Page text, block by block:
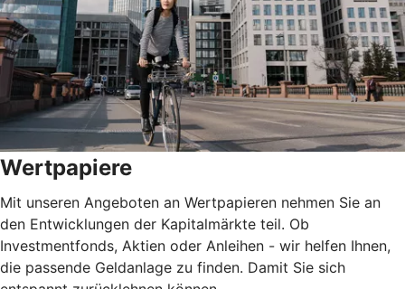
Wertpapiere
Mit unseren Angeboten an Wertpapieren nehmen Sie an
den Entwicklungen der Kapitalmärkte teil. Ob
Investmentfonds, Aktien oder Anleihen - wir helfen Ihnen,
die passende Geldanlage zu finden. Damit Sie sich